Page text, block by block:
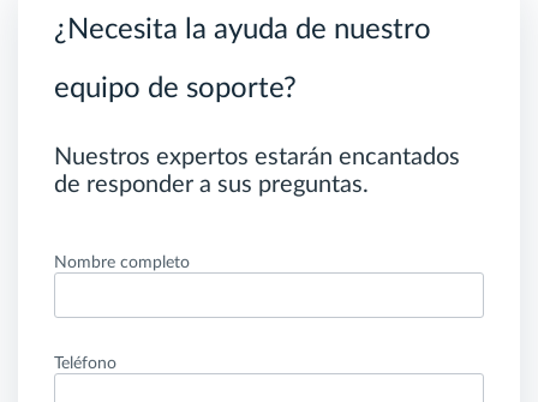
¿Necesita la ayuda de nuestro
equipo de soporte?
Nuestros expertos estarán encantados
de responder a sus preguntas.
Nombre completo
Teléfono